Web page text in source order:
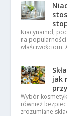
Niacynamid,
na
właściwościom.
jak
Wybór
również
zrozumiane